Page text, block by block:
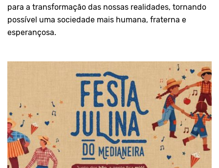
para a transformação das nossas realidades, tornando
possível uma sociedade mais humana, fraterna e
esperançosa.